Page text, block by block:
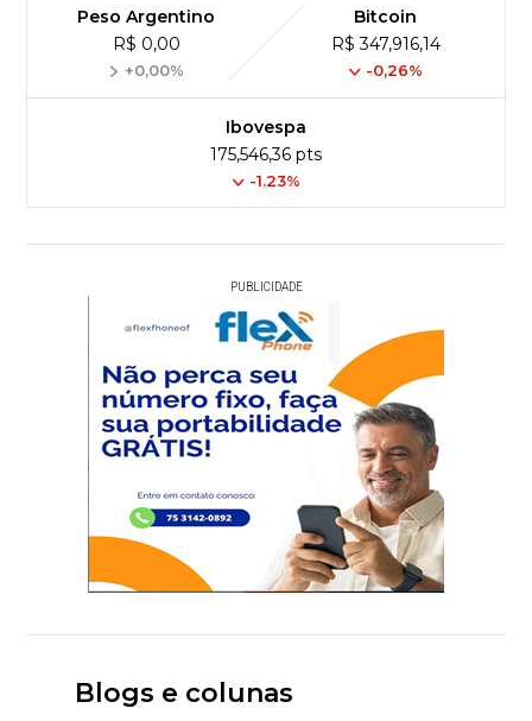
Peso Argentino
R$ 0,00
+0,00%
Bitcoin
R$ 347,916,14
-0,26%
Ibovespa
175,546,36 pts
-1.23%
PUBLICIDADE
Blogs e colunas